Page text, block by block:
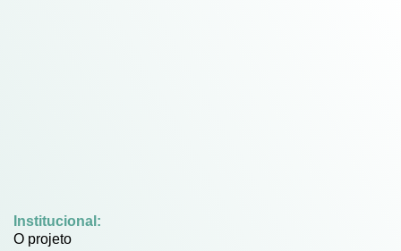
Institucional:
O projeto